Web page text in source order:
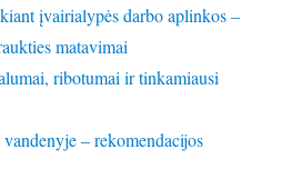
įvairialypės darbo aplinkos –
matavimai
ribotumai ir tinkamiausi
– rekomendacijos